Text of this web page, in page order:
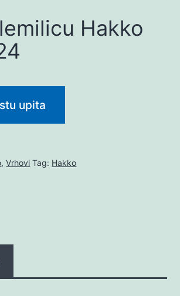
Hakko
upita
,Vrhovi Tag: Hakko